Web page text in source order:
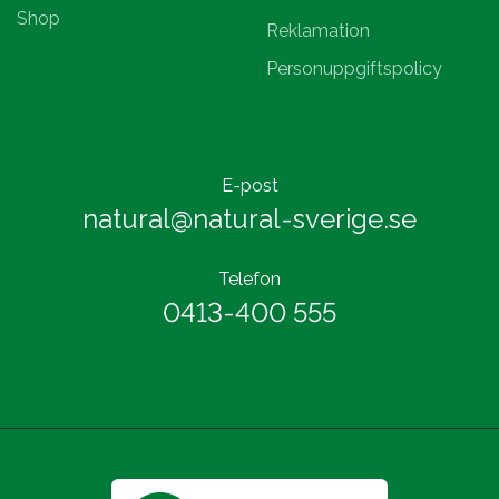
Shop
Reklamation
Personuppgiftspolicy
E-post
natural@natural-sverige.se
Telefon
0413-400 555